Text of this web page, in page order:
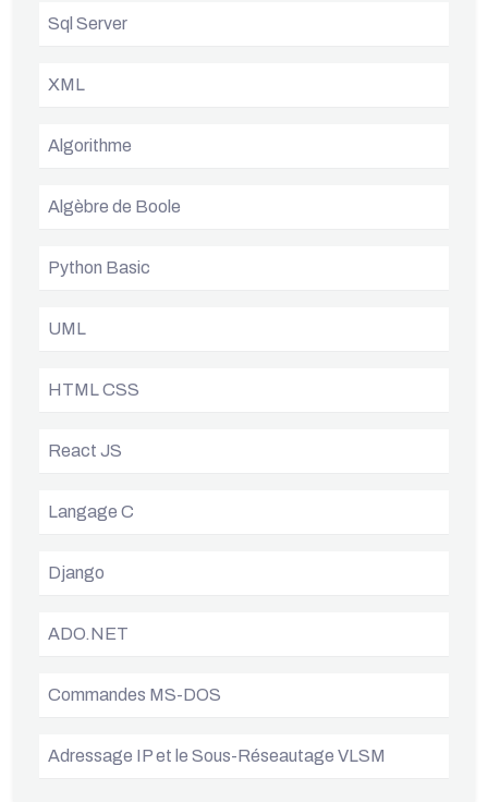
Sql Server
XML
Algorithme
Algèbre de Boole
Python Basic
UML
HTML CSS
React JS
Langage C
Django
ADO.NET
Commandes MS-DOS
Adressage IP et le Sous-Réseautage VLSM